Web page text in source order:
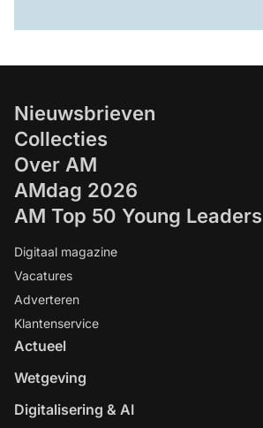
Nieuwsbrieven
Collecties
Over AM
AMdag 2026
AM Top 50 Young Leaders
Digitaal magazine
Vacatures
Adverteren
Klantenservice
Actueel
Wetgeving
Digitalisering & AI